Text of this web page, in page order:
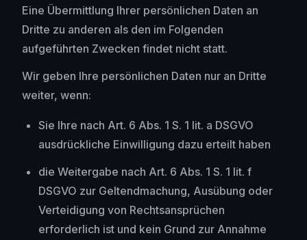
Eine Übermittlung Ihrer persönlichen Daten an
Dritte zu anderen als den im Folgenden
aufgeführten Zwecken findet nicht statt.
Wir geben Ihre persönlichen Daten nur an Dritte
weiter, wenn:
Sie Ihre nach Art. 6 Abs. 1 S. 1 lit. a DSGVO
ausdrückliche Einwilligung dazu erteilt haben
die Weitergabe nach Art. 6 Abs. 1 S. 1 lit. f
DSGVO zur Geltendmachung, Ausübung oder
Verteidigung von Rechtsansprüchen
erforderlich ist und kein Grund zur Annahme